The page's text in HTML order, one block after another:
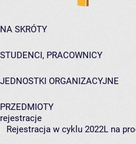
NA SKRÓTY
STUDENCI, PRACOWNICY
JEDNOSTKI ORGANIZACYJNE
PRZEDMIOTY
rejestracje
Rejestracja w cyklu 2022L na